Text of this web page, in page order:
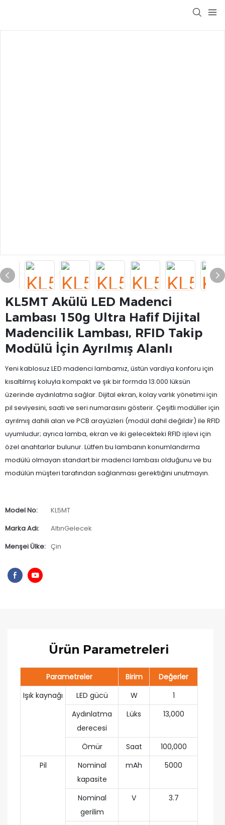
KL5MT Akülü LED Madenci
Lambası 150g Ultra Hafif Dijital
Madencilik Lambası, RFID Takip
Modülü İçin Ayrılmış Alanlı
Yeni kablosuz LED madenci lambamız, üstün vardiya konforu için
kısaltılmış koluyla kompakt ve şık bir formda 13.000 lüksün
üzerinde aydınlatma sağlar. Dijital ekran, kolay varlık yönetimi için
pil seviyesini, saati ve seri numarasını gösterir. Çeşitli modüller için
ayrılmış dahili alan ve PCB arayüzleri (modül dahil değildir) ile RFID
uyumludur; ayrıca lamba, ekran ve iki gelecekteki RFID işlevi için
özel anahtarlar bulunur. Lütfen bu lambanın konumlandırma
modülü olmayan standart bir madenci lambası olduğunu ve bu
modülün müşteri tarafından sağlanması gerektiğini unutmayın.
Model No:
KL5MT
Marka Adı:
AltınGelecek
Menşei Ülke: Çin
Ürün Parametreleri
Parametreler Birim
Değerler
Işık kaynağı
LED gücü W
1
Aydınlatma
derecesi
Lüks 13,000
Ömür Saat
100,000
Pil
Nominal
kapasite
mAh 5000
Nominal
gerilim
V 3.7